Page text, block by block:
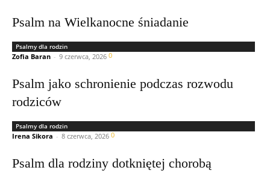
Psalm na Wielkanocne śniadanie
Psalmy dla rodzin
Zofia Baran - 9 czerwca, 2026 0
Psalm jako schronienie podczas rozwodu
rodziców
Psalmy dla rodzin
Irena Sikora - 8 czerwca, 2026 0
Psalm dla rodziny dotkniętej chorobą